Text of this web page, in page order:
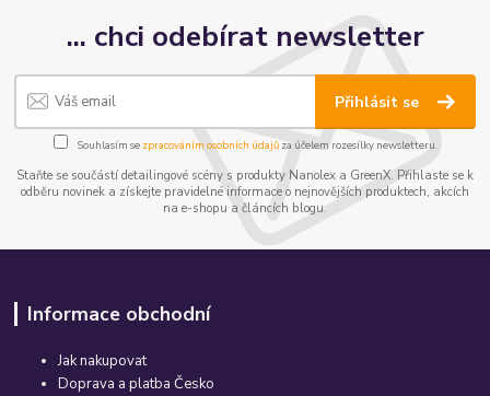
... chci odebírat newsletter
Přihlásit se
Souhlasím se zpracováním osobních údajůza účelem rozesílky newsletteru.
Staňte se součástí detailingové scény s produkty Nanolex a GreenX. Přihlaste se k
odběru novinek a získejte pravidelné informace o nejnovějších produktech, akcích
na e-shopu a článcích blogu.
Informace obchodní
Jak nakupovat
Doprava a platba Česko